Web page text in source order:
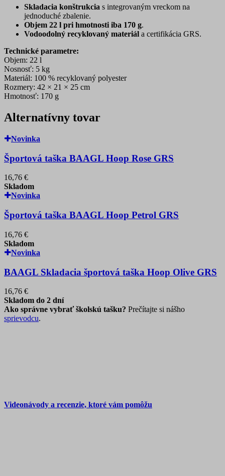
Skladacia konštrukcia s integrovaným vreckom na
jednoduché zbalenie.
Objem 22 l pri hmotnosti iba 170 g.
Vodoodolný recyklovaný materiál a certifikácia GRS.
Technické parametre:
Objem: 22 l
Nosnosť: 5 kg
Materiál: 100 % recyklovaný polyester
Rozmery: 42 × 21 × 25 cm
Hmotnosť: 170 g
Alternatívny tovar
Novinka
Športová taška BAAGL Hoop Rose GRS
16,76 €
Skladom
Novinka
Športová taška BAAGL Hoop Petrol GRS
16,76 €
Skladom
Novinka
BAAGL Skladacia športová taška Hoop Olive GRS
16,76 €
Skladom do 2 dní
Ako správne vybrať školskú tašku? Prečítajte si nášho
sprievodcu.
Videonávody a recenzie, ktoré vám pomôžu